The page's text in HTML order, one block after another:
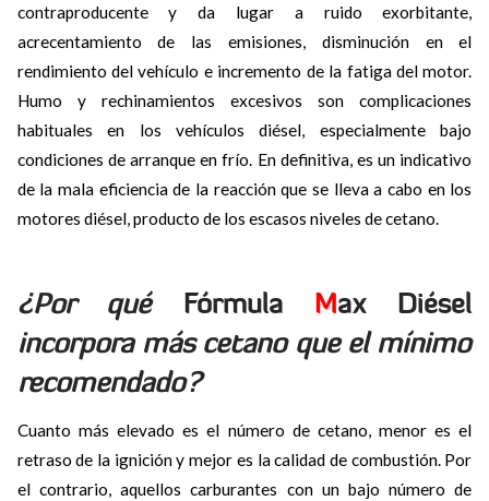
contraproducente y da lugar a ruido exorbitante,
acrecentamiento de las emisiones, disminución en el
rendimiento del vehículo e incremento de la fatiga del motor.
Humo y rechinamientos excesivos son complicaciones
habituales en los vehículos diésel, especialmente bajo
condiciones de arranque en frío. En definitiva, es un indicativo
de la mala eficiencia de la reacción que se lleva a cabo en los
motores diésel, producto de los escasos niveles de cetano.
¿Por qué Fórmula Max Diésel
incorpora más cetano que el mínimo
recomendado?
Cuanto más elevado es el número de cetano, menor es el
retraso de la ignición y mejor es la calidad de combustión. Por
el contrario, aquellos carburantes con un bajo número de